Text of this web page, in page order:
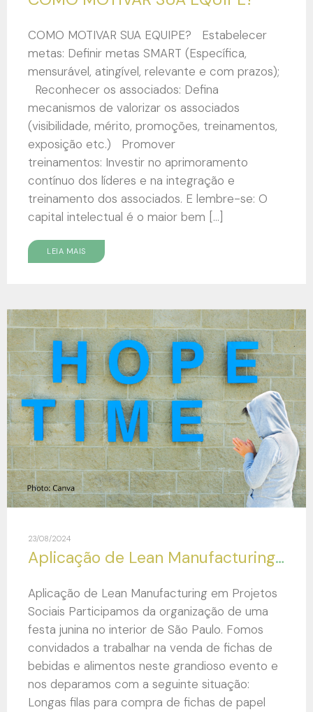
COMO MOTIVAR SUA EQUIPE? Estabelecer
metas: Definir metas SMART (Específica,
mensurável, atingível, relevante e com prazos);
Reconhecer os associados: Defina
mecanismos de valorizar os associados
(visibilidade, mérito, promoções, treinamentos,
exposição etc.) Promover
treinamentos: Investir no aprimoramento
contínuo dos líderes e na integração e
treinamento dos associados. E lembre-se: O
capital intelectual é o maior bem […]
LEIA MAIS
23/08/2024
Aplicação de Lean Manufacturing em Projetos Sociais
Aplicação de Lean Manufacturing em Projetos
Sociais Participamos da organização de uma
festa junina no interior de São Paulo. Fomos
convidados a trabalhar na venda de fichas de
bebidas e alimentos neste grandioso evento e
nos deparamos com a seguinte situação:
Longas filas para compra de fichas de papel